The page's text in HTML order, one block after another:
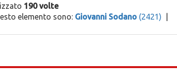
190 volte
elemento sono: Giovanni Sodano (2421)